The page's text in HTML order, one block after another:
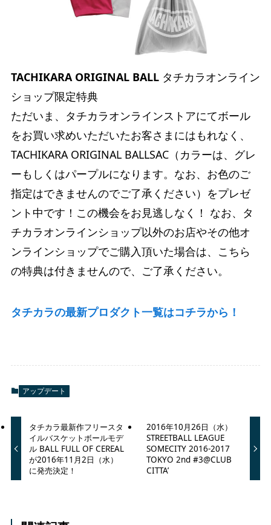
TACHIKARA ORIGINAL BALLタチカラオンライン
ショップ限定特典
ただいま、タチカラオンラインストアにてボール
をお買い求めいただいたお客さまにはもれなく、
TACHIKARA ORIGINAL BALLSAC（カラーは、グレ
ーもしくはパープルになります。なお、お色のご
指定はできませんのでご了承ください）をプレゼ
ント中です！この機会をお見逃しなく！ なお、タ
チカラオンラインショップ以外のお店やその他オ
ンラインショップでご購入頂いた場合は、こちら
の特典は付きませんので、ご了承ください。
タチカラの最新プロダクト一覧はコチラから！
アップデート
タチカラ最新作フリースタ
イルバスケットボールモデ
ル BALL FULL OF CEREAL
が2016年11月2日（水）
に発売決定！
2016年10月26日（水）
STREETBALL LEAGUE
SOMECITY 2016-2017
TOKYO 2nd #3@CLUB
CITTA’